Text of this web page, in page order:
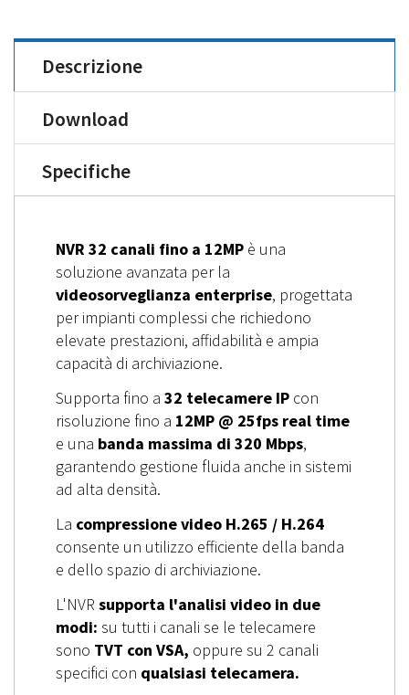
Descrizione
Download
Specifiche
NVR 32 canali fino a 12MP è una
soluzione avanzata per la
videosorveglianza enterprise, progettata
per impianti complessi che richiedono
elevate prestazioni, affidabilità e ampia
capacità di archiviazione.
Supporta fino a 32 telecamere IP con
risoluzione fino a 12MP @ 25fps real time
e una banda massima di 320 Mbps,
garantendo gestione fluida anche in sistemi
ad alta densità.
La compressione video H.265 / H.264
consente un utilizzo efficiente della banda
e dello spazio di archiviazione.
L'NVR supporta l'analisi video in due
modi: su tutti i canali se le telecamere
sono TVT con VSA, oppure su 2 canali
specifici con qualsiasi telecamera.